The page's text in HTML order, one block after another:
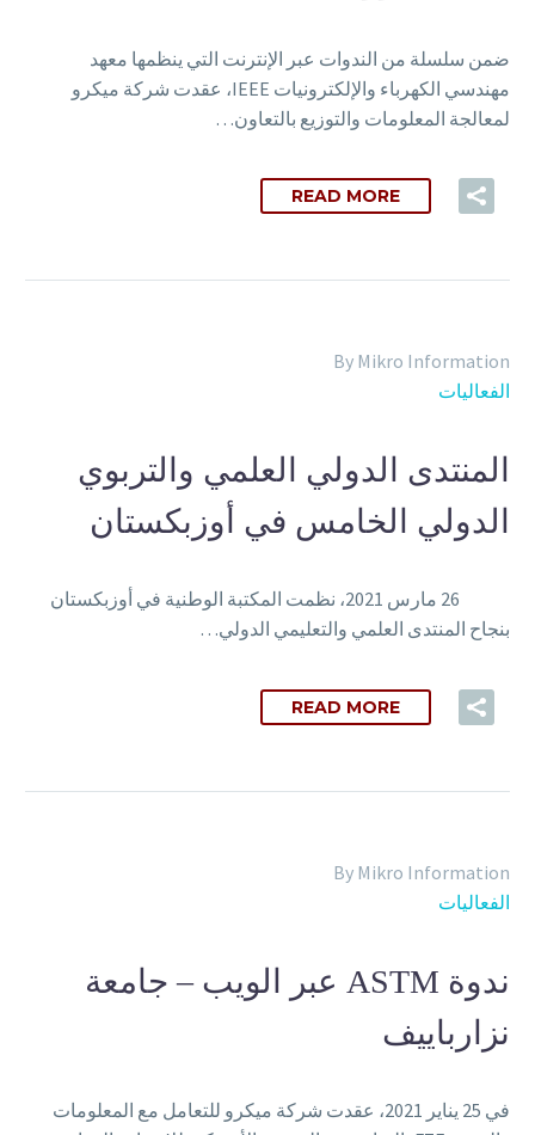
ضمن سلسلة من الندوات عبر الإنترنت التي ينظمها معهد
مهندسي الكهرباء والإلكترونيات IEEE، عقدت شركة ميكرو
لمعالجة المعلومات والتوزيع بالتعاون…
READ MORE
By Mikro Information
الفعاليات
المنتدى الدولي العلمي والتربوي
الدولي الخامس في أوزبكستان
26 مارس 2021، نظمت المكتبة الوطنية في أوزبكستان
بنجاح المنتدى العلمي والتعليمي الدولي…
READ MORE
By Mikro Information
الفعاليات
ندوة ASTM عبر الويب – جامعة
نزارباييف
في 25 يناير 2021، عقدت شركة ميكرو للتعامل مع المعلومات